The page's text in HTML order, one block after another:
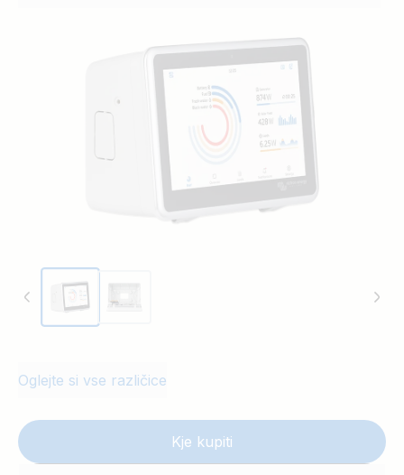
interfaces of the Ekrano GX from the
sides, top, bottom, or back.
Oglejte si vse različice
Kje kupiti